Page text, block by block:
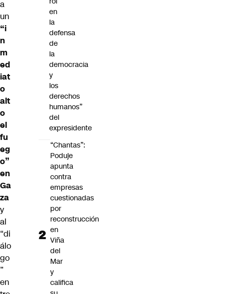
a
un
“i
n
m
ed
iat
o
alt
o
el
fu
eg
o”
en
Ga
za
y
al
“di
álo
go
”
en
en
la
defensa
de
la
democracia
y
los
derechos
humanos”
del
expresidente
“Chantas”:
Poduje
apunta
contra
empresas
cuestionadas
por
reconstrucción
en
Viña
del
Mar
y
califica